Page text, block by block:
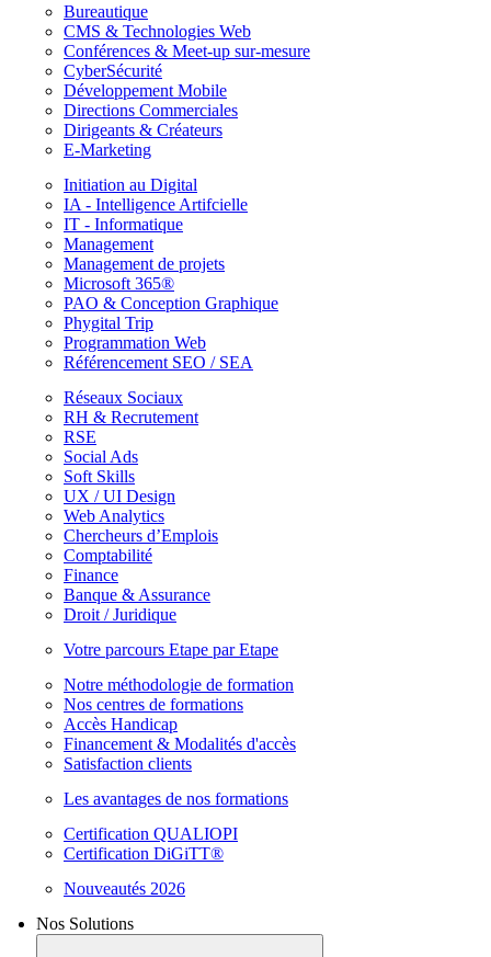
Bureautique
CMS & Technologies Web
Conférences & Meet-up sur-mesure
CyberSécurité
Développement Mobile
Directions Commerciales
Dirigeants & Créateurs
E-Marketing
Initiation au Digital
IA - Intelligence Artifcielle
IT - Informatique
Management
Management de projets
Microsoft 365®
PAO & Conception Graphique
Phygital Trip
Programmation Web
Référencement SEO / SEA
Réseaux Sociaux
RH & Recrutement
RSE
Social Ads
Soft Skills
UX / UI Design
Web Analytics
Chercheurs d’Emplois
Comptabilité
Finance
Banque & Assurance
Droit / Juridique
Votre parcours Etape par Etape
Notre méthodologie de formation
Nos centres de formations
Accès Handicap
Financement & Modalités d'accès
Satisfaction clients
Les avantages de nos formations
Certification QUALIOPI
Certification DiGiTT®
Nouveautés 2026
Nos Solutions